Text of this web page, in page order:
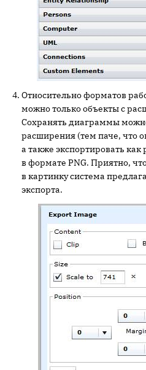
Относительно форматов
можно только объекты с
Сохранять диаграммы
расширения (тем паче, что
а также экспортировать как
в формате PNG. Приятно,
в картинку система
экспорта.